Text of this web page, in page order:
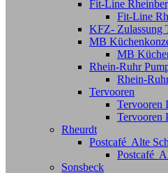
Fit-Line
Fit-Line
KFZ- Zulassung
MB
MB
Rhein-Ruhr
Rhein-
Tervooren
Tervooren
Tervooren
Rheurdt
Postcafé Alte
Postcafé
Sonsbeck